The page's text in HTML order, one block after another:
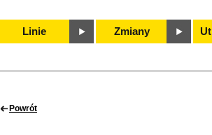
Linie Zmiany
Powrót